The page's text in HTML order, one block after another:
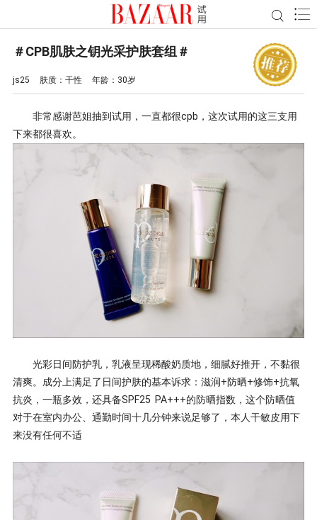
＃CPB肌肤之钥光采护肤套组＃
js25 肤质： 干性 年龄： 30岁
非常感谢芭姐抽到试用，一直都很cpb，这次试用的这三支用
下来都很喜欢。
光彩日间防护乳，乳液呈现稀酸奶质地，细腻好推开，不黏很
清爽。成分上满足了日间护肤的基本诉求：滋润+防晒+修饰+抗氧
抗炎，一瓶多效，还具备SPF25 PA+++的防晒指数，这个防晒值
对于在室内办公、通勤时间十几分钟来说足够了，本人干敏皮用下
来没有任何不适